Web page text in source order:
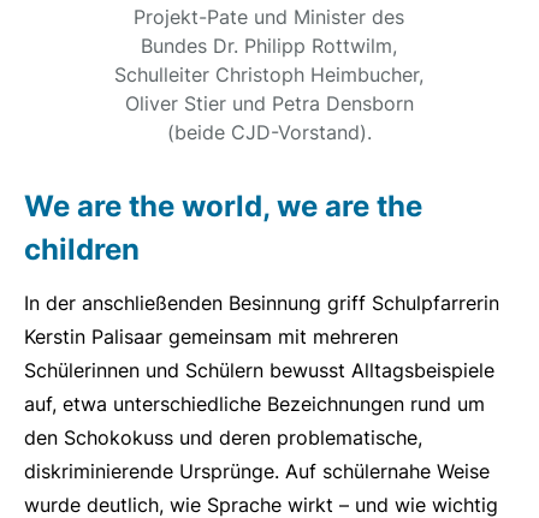
Projekt-Pate und Minister des
Bundes Dr. Philipp Rottwilm,
Schulleiter Christoph Heimbucher,
Oliver Stier und Petra Densborn
(beide CJD-Vorstand).
We are the world, we are the
children
In der anschließenden Besinnung griff Schulpfarrerin
Kerstin Palisaar gemeinsam mit mehreren
Schülerinnen und Schülern bewusst Alltagsbeispiele
auf, etwa unterschiedliche Bezeichnungen rund um
den Schokokuss und deren problematische,
diskriminierende Ursprünge. Auf schülernahe Weise
wurde deutlich, wie Sprache wirkt – und wie wichtig